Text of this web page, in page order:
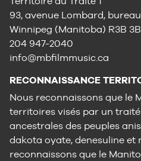
93, avenue Lombard,
Winnipeg (Manitoba) R3B
204 947-2040
info@mbfilmmusic.ca
RECONNAISSANCE
Nous reconnaissons que le
territoires visés par un
ancestrales des peuples
dakota oyate, denesuline et
reconnaissons que le